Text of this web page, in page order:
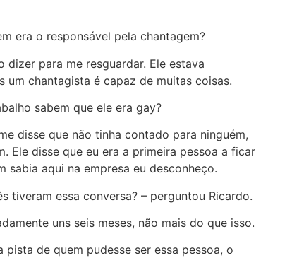
era o responsável pela chantagem?
dizer para me resguardar. Ele estava
um chantagista é capaz de muitas coisas.
sabem que ele era gay?
disse que não tinha contado para ninguém,
Ele disse que eu era a primeira pessoa a ficar
sabia aqui na empresa eu desconheço.
tiveram essa conversa? – perguntou Ricardo.
uns seis meses, não mais do que isso.
pista de quem pudesse ser essa pessoa, o